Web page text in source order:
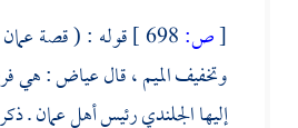
[ص: قوله : ( قصةعمان
وتخفيف الميم ، قالعياض: هي
إليهاالجلنديرئيسأهلعمان. ذكر